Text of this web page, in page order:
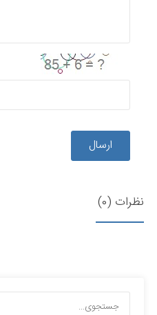
ارسال
نظرات (0)